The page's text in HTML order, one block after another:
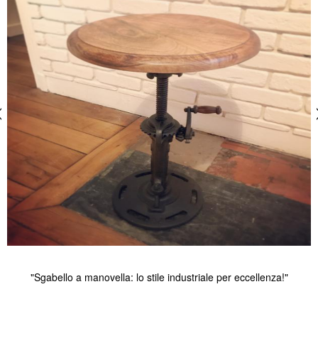
"Sgabello a manovella: lo stile industriale per eccellenza!"